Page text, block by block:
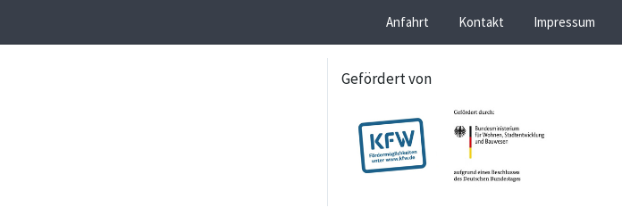
Anfahrt Kontakt Impressum
Gefördert von